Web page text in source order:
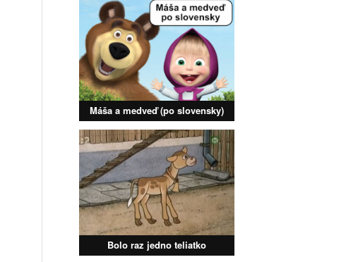
Máša a medveď (po slovensky)
Bolo raz jedno teliatko